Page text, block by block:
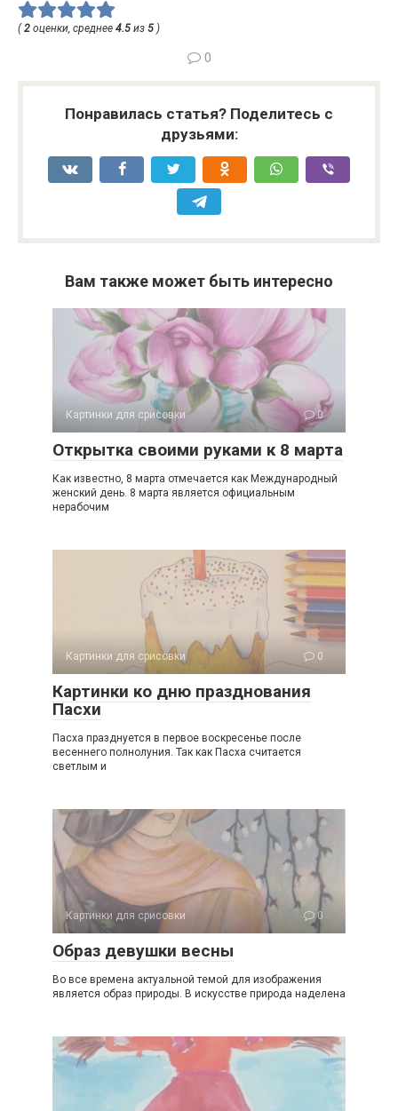
( 2 оценки, среднее 4.5 из 5 )
0
Понравилась статья? Поделитесь с
друзьями:
Вам также может быть интересно
Картинки для срисовки 0
Открытка своими руками к 8 марта
Как известно, 8 марта отмечается как Международный
женский день. 8 марта является официальным
нерабочим
Картинки для срисовки 0
Картинки ко дню празднования
Пасхи
Пасха празднуется в первое воскресенье после
весеннего полнолуния. Так как Пасха считается
светлым и
Картинки для срисовки 0
Образ девушки весны
Во все времена актуальной темой для изображения
является образ природы. В искусстве природа наделена